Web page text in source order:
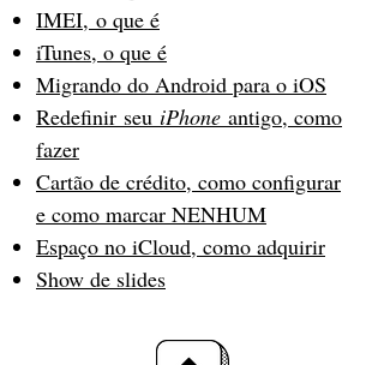
IMEI, o que é
iTunes, o que é
Migrando do Android para o iOS
Redefinir seu iPhone antigo, como
fazer
Cartão de crédito, como configurar
e como marcar NENHUM
Espaço no iCloud, como adquirir
Show de slides